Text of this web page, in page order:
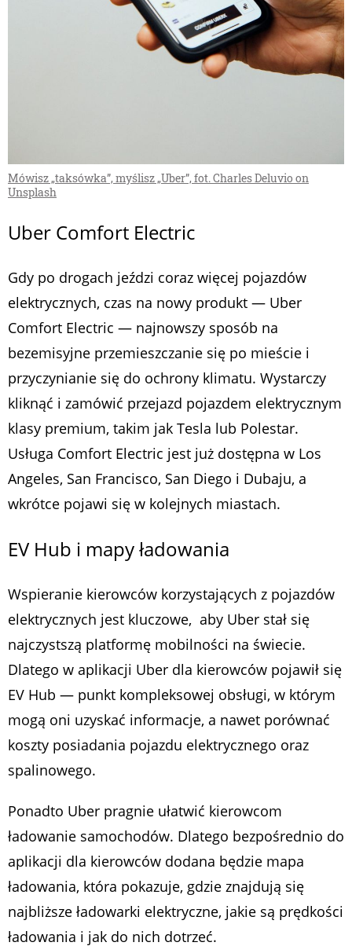
Mówisz „taksówka”, myślisz „Uber”, fot. Charles Deluvio on
Unsplash
Uber Comfort Electric
Gdy po drogach jeździ coraz więcej pojazdów
elektrycznych, czas na nowy produkt — Uber
Comfort Electric — najnowszy sposób na
bezemisyjne przemieszczanie się po mieście i
przyczynianie się do ochrony klimatu. Wystarczy
kliknąć i zamówić przejazd pojazdem elektrycznym
klasy premium, takim jak Tesla lub Polestar.
Usługa Comfort Electric jest już dostępna w Los
Angeles, San Francisco, San Diego i Dubaju, a
wkrótce pojawi się w kolejnych miastach.
EV Hub i mapy ładowania
Wspieranie kierowców korzystających z pojazdów
elektrycznych jest kluczowe, aby Uber stał się
najczystszą platformę mobilności na świecie.
Dlatego w aplikacji Uber dla kierowców pojawił się
EV Hub — punkt kompleksowej obsługi, w którym
mogą oni uzyskać informacje, a nawet porównać
koszty posiadania pojazdu elektrycznego oraz
spalinowego.
Ponadto Uber pragnie ułatwić kierowcom
ładowanie samochodów. Dlatego bezpośrednio do
aplikacji dla kierowców dodana będzie mapa
ładowania, która pokazuje, gdzie znajdują się
najbliższe ładowarki elektryczne, jakie są prędkości
ładowania i jak do nich dotrzeć.